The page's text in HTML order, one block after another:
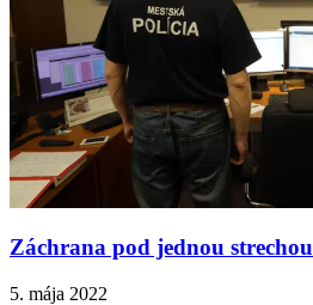
Záchrana pod jednou strechou
5. mája 2022